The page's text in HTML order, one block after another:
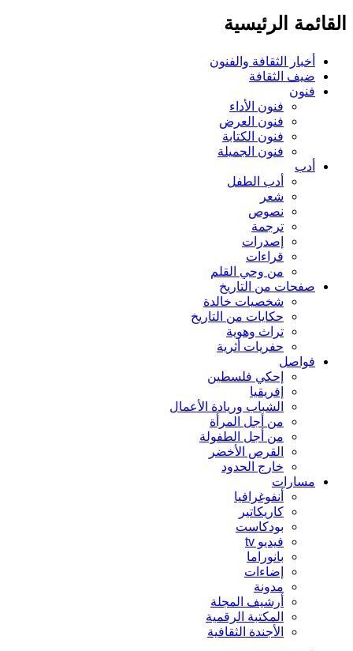
الرئيسية
أخبار الثقافة والفنون
ضيف الثقافة
فنون
فنون الأداء
فنون العرض
فنون الكتابة
فنون الجميلة
أدب
أدب الطفل
شعر
نصوص
ترجمة
إصدرات
قراءات
من وحي القلم
صفحات من التاريخ
شخصيات خالدة
حكايات من التاريخ
تراث وهوية
حفريات أثرية
فواصل
إحكي فلسطين
إفريقيا
الشباب وريادة الأعمال
من أجل المرأة
من أجل الطفولة
القرص الأخضر
خارج الحدود
مسارات
أنفوغرافيا
كاريكاتير
بودكاست
فيديو tv
بانوراما
إضاءات
مدونة
أرشيف المجلة
المكتبة الرقمية
الأجندة الثقافية